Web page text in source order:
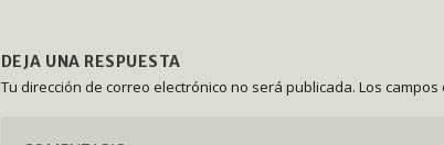
DEJA UNA RESPUESTA
Tu dirección de correo electrónico no será publicada. Los